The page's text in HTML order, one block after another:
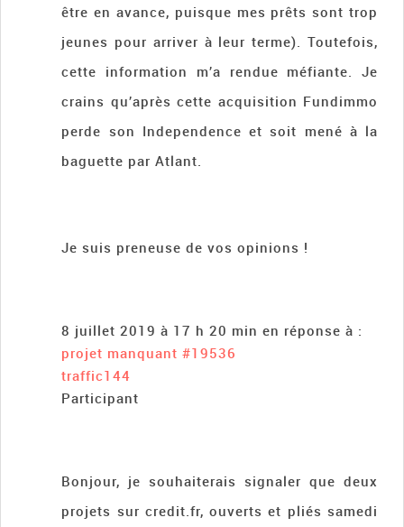
être en avance, puisque mes prêts sont trop
jeunes pour arriver à leur terme). Toutefois,
cette information m’a rendue méfiante. Je
crains qu’après cette acquisition Fundimmo
perde son Independence et soit mené à la
baguette par Atlant.
Je suis preneuse de vos opinions !
8 juillet 2019 à 17 h 20 min en réponse à :
projet manquant #19536
traffic144
Participant
Bonjour, je souhaiterais signaler que deux
projets sur credit.fr, ouverts et pliés samedi